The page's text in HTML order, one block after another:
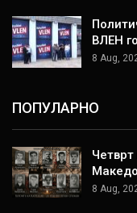
ВЛЕН
8 Aug,
ПОПУЛАРНО
Четврт
8 Aug,